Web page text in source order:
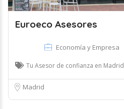
Euroeco Asesores
Economía y Empresa
Tu Asesor de confianza en Madrid
Madrid